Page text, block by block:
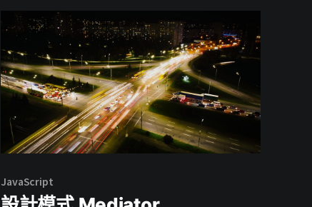
JavaScript